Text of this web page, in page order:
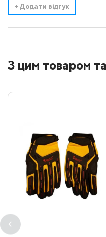
+ Додати відгук
З цим товаром